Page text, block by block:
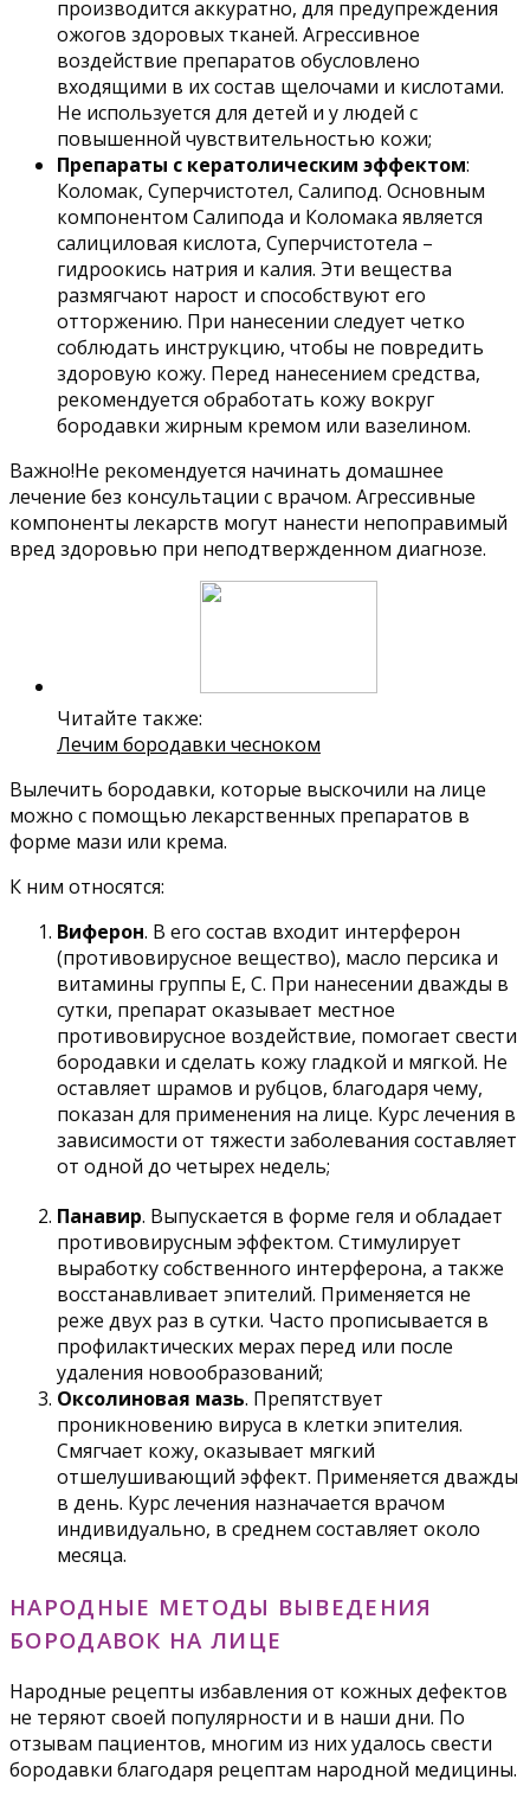
производится аккуратно, для предупреждения
ожогов здоровых тканей. Агрессивное
воздействие препаратов обусловлено
входящими в их состав щелочами и кислотами.
Не используется для детей и у людей с
повышенной чувствительностью кожи;
Препараты с кератолическим эффектом:
Коломак, Суперчистотел, Салипод. Основным
компонентом Салипода и Коломака является
салициловая кислота, Суперчистотела –
гидроокись натрия и калия. Эти вещества
размягчают нарост и способствуют его
отторжению. При нанесении следует четко
соблюдать инструкцию, чтобы не повредить
здоровую кожу. Перед нанесением средства,
рекомендуется обработать кожу вокруг
бородавки жирным кремом или вазелином.
Важно!Не рекомендуется начинать домашнее
лечение без консультации с врачом. Агрессивные
компоненты лекарств могут нанести непоправимый
вред здоровью при неподтвержденном диагнозе.
Читайте также:
Лечим бородавки чесноком
Вылечить бородавки, которые выскочили на лице
можно с помощью лекарственных препаратов в
форме мази или крема.
К ним относятся:
Виферон. В его состав входит интерферон
(противовирусное вещество), масло персика и
витамины группы Е, С. При нанесении дважды в
сутки, препарат оказывает местное
противовирусное воздействие, помогает свести
бородавки и сделать кожу гладкой и мягкой. Не
оставляет шрамов и рубцов, благодаря чему,
показан для применения на лице. Курс лечения в
зависимости от тяжести заболевания составляет
от одной до четырех недель;
Панавир. Выпускается в форме геля и обладает
противовирусным эффектом. Стимулирует
выработку собственного интерферона, а также
восстанавливает эпителий. Применяется не
реже двух раз в сутки. Часто прописывается в
профилактических мерах перед или после
удаления новообразований;
Оксолиновая мазь. Препятствует
проникновению вируса в клетки эпителия.
Смягчает кожу, оказывает мягкий
отшелушивающий эффект. Применяется дважды
в день. Курс лечения назначается врачом
индивидуально, в среднем составляет около
месяца.
НАРОДНЫЕ МЕТОДЫ ВЫВЕДЕНИЯ
БОРОДАВОК НА ЛИЦЕ
Народные рецепты избавления от кожных дефектов
не теряют своей популярности и в наши дни. По
отзывам пациентов, многим из них удалось свести
бородавки благодаря рецептам народной медицины.